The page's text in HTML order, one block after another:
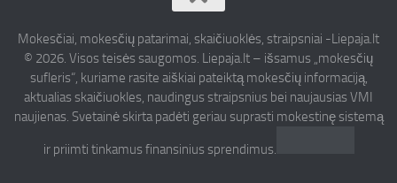
Mokesčiai, mokesčių patarimai, skaičiuoklės, straipsniai -Liepaja.lt
© 2026. Visos teisės saugomos. Liepaja.lt – išsamus „mokesčių
sufleris“, kuriame rasite aiškiai pateiktą mokesčių informaciją,
aktualias skaičiuokles, naudingus straipsnius bei naujausias VMI
naujienas. Svetainė skirta padėti geriau suprasti mokestinę sistemą
ir priimti tinkamus finansinius sprendimus.